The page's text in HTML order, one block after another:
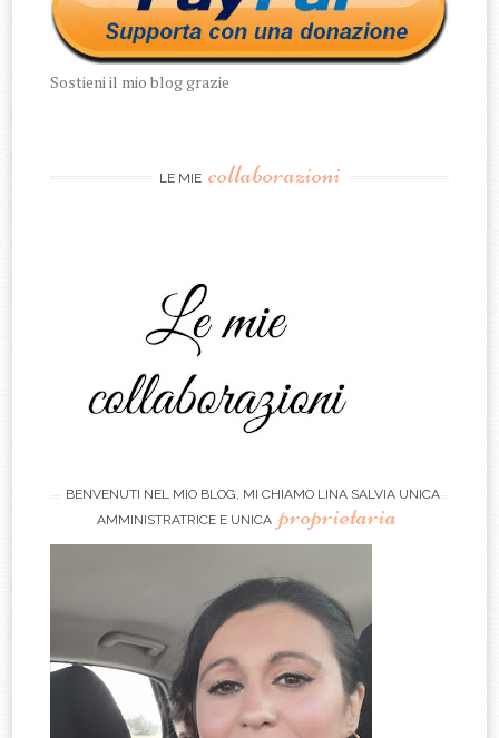
Sostieni il mio blog grazie
LE MIE collaborazioni
BENVENUTI NEL MIO BLOG, MI CHIAMO LINA SALVIA UNICA
AMMINISTRATRICE E UNICA proprietaria